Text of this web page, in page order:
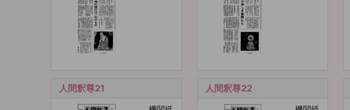
人間釈尊21 人間釈尊22